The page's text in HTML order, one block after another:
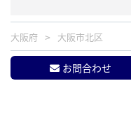
大阪府 大阪市北区
お問合わせ